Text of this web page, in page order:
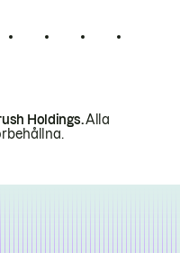
Holdings.Alla